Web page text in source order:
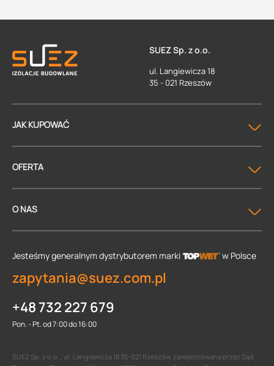
SUEZ Sp. z o.o.
ul. Langiewicza 18
35 - 021 Rzeszów
JAK KUPOWAĆ
OFERTA
O NAS
Jesteśmy generalnym dystrybutorem marki w Polsce
zapytania@suez.com.pl
+48 732 227 679
Pon. - Pt. od 7:00 do 16:00
SUEZ Sp. z o.o. , ul. Langiewicza 18 35-021 Rzeszów, zarejestrowana przez Sąd